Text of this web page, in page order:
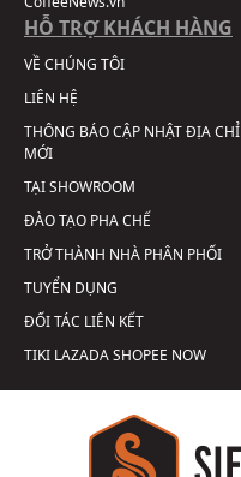
HỖ TRỢ KHÁCH HÀNG
VỀ CHÚNG TÔI
LIÊN HỆ
THÔNG BÁO CẬP NHẬT ĐỊA CHỈ
MỚI
TẠI SHOWROOM
ĐÀO TẠO PHA CHẾ
TRỞ THÀNH NHÀ PHÂN PHỐI
TUYỂN DỤNG
ĐỐI TÁC LIÊN KẾT
TIKI LAZADASHOPEE NOW